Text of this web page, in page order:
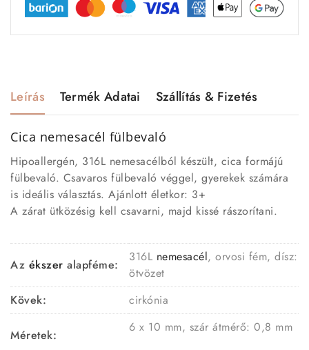
Leírás Termék Adatai Szállítás & Fizetés
Cica nemesacél fülbevaló
Hipoallergén, 316L nemesacélból készült, cica formájú
fülbevaló. Csavaros fülbevaló véggel, gyerekek számára
is ideális választás. Ajánlott életkor: 3+
A zárat ütközésig kell csavarni, majd kissé rászorítani.
Az ékszer alapféme:
316L nemesacél, orvosi fém, dísz:
ötvözet
Kövek:
cirkónia
Méretek:
6 x 10 mm, szár átmérő: 0,8 mm